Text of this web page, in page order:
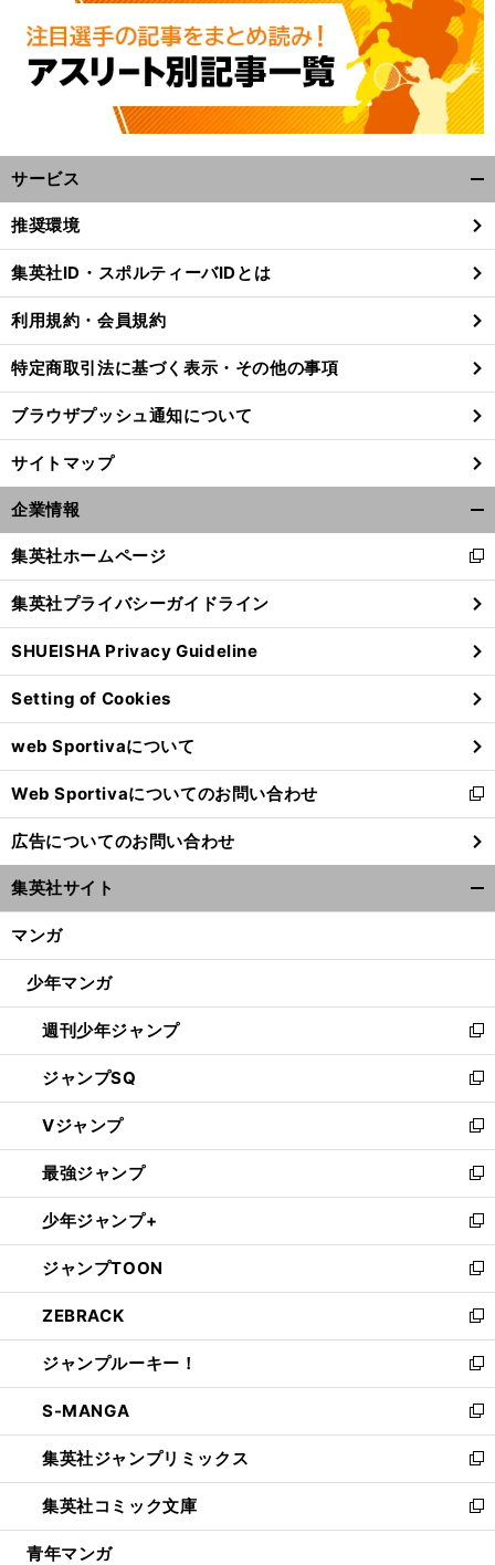
サービス
閉
る
推奨環境
集英社ID・スポルティーバIDとは
利用規約・会員規約
特定商取引法に基づく表示・その他の事項
ブラウザプッシュ通知について
サイトマップ
企業情報
閉
る
集英社ホームページ
新
し
い
ウ
ィ
ン
ド
ウ
で
開
く
集英社プライバシーガイドライン
SHUEISHA Privacy Guideline
Setting of Cookies
web Sportivaについて
Web Sportivaについてのお問い合わせ
新
し
い
ウ
ィ
ン
ウ
開
く
広告についてのお問い合わせ
集英社サイト
マンガ
少年マンガ
週刊少年ジャンプ
新
し
い
ウ
ィ
ン
ド
ウ
で
開
く
ジャンプSQ
新
し
い
ウ
ィ
ン
ド
ウ
で
開
く
Vジャンプ
新
し
い
ウ
ィ
ン
ド
ウ
で
開
く
最強ジャンプ
新
し
い
ウ
ィ
ン
ド
ウ
で
開
く
少年ジャンプ+
新
し
い
ウ
ィ
ン
ド
ウ
で
開
く
ジャンプTOON
新
し
い
ウ
ィ
ン
ド
ウ
で
開
く
ZEBRACK
新
し
い
ウ
ィ
ン
ド
ウ
で
開
ジャンプルーキー！
新
し
い
ウ
ィ
ン
ド
ウ
S-MANGA
新
し
い
ウ
ィ
ン
集英社ジャンプリミックス
新
し
い
ウ
集英社コミック文庫
新
し
青年マンガ